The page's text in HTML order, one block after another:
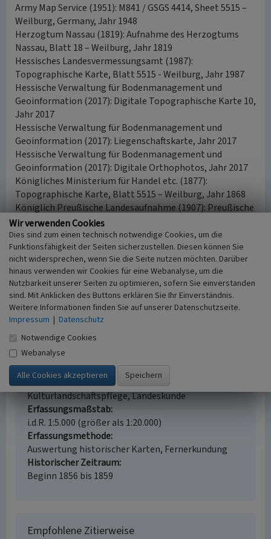
Army Map Service (1951): M841 / GSGS 4414, Sheet 5515 –
Weilburg, Germany, Jahr 1948
Herzogtum Nassau (1819): Aufnahme des Herzogtums
Nassau, Blatt 18 – Weilburg, Jahr 1819
Hessisches Landesvermessungsamt (1987):
Topographische Karte, Blatt 5515 - Weilburg, Jahr 1987
Hessische Verwaltung für Bodenmanagement und
Geoinformation (2017): Digitale Topographische Karte 10,
Jahr 2017
Hessische Verwaltung für Bodenmanagement und
Geoinformation (2017): Liegenschaftskarte, Jahr 2017
Hessische Verwaltung für Bodenmanagement und
Geoinformation (2017): Digitale Orthophotos, Jahr 2017
Königliches Ministerium für Handel etc. (1877):
Topographische Karte, Blatt 5515 – Weilburg, Jahr 1868
Königlich Preußische Landesaufnahme (1907): Preußische
Neuaufnahme, Blatt 5515 – Weilburg, Jahr 1905
Schleuseninsel Kirschhofen bei Weilburg
Schlagwörter
Schleuseninsel
Straße / Hausnummer
Schleuse
35781 Weilburg - Kirschhofen
Gesetzlich geschütztes Kulturdenkmal
Kein
Fachsicht(en)
Kulturlandschaftspflege, Landeskunde
Erfassungsmaßstab
i.d.R. 1:5.000 (größer als 1:20.000)
Erfassungsmethode
Auswertung historischer Karten, Fernerkundung
Historischer Zeitraum
Beginn 1856 bis 1859
Empfohlene Zitierweise
Wir verwenden Cookies
Dies sind zum einen technisch notwendige Cookies, um die
Funktionsfähigkeit der Seiten sicherzustellen. Diesen können Sie
nicht widersprechen, wenn Sie die Seite nutzen möchten. Darüber
hinaus verwenden wir Cookies für eine Webanalyse, um die
Nutzbarkeit unserer Seiten zu optimieren, sofern Sie einverstanden
sind. Mit Anklicken des Buttons erklären Sie Ihr Einverständnis.
Weitere Informationen finden Sie auf unserer Datenschutzseite.
Impressum | Datenschutz
Notwendige Cookies
Webanalyse